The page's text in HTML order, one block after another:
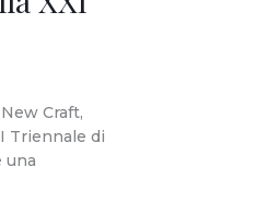
Craft,
Triennale di
una